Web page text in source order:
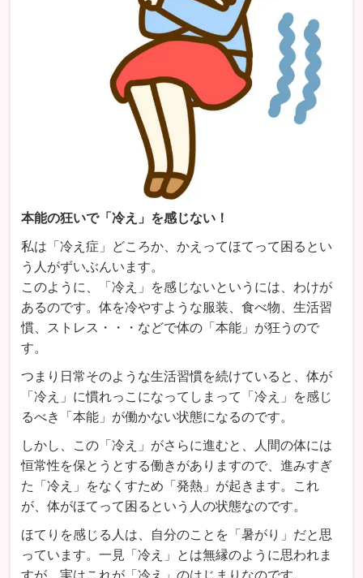
本能の狂いで「冷え」を感じない！
私は「冷え症」どころか、かえってほてって困るとい
う人がずいぶんいます。
このように、「冷え」を感じないというには、わけが
あるのです。体を冷やすような服装、食べ物、生活習
慣、ストレス・・・などで体の「本能」が狂うので
す。
つまり日常そのような生活習慣を続けていると、体が
「冷え」に慣れっこになってしまって「冷え」を感じ
るべき「本能」が働かない状態になるのです。
しかし、この「冷え」がさらに進むと、人間の体には
恒常性を保とうとする働きがありますので、進みすぎ
た「冷え」をなくすため「発熱」が起きます。これ
が、体がほてって困るという人の状態なのです。
ほてりを感じる人は、自分のことを「暑がり」だと思
っています。一見「冷え」とは無縁のように思われま
すが、実はこれが「冷え」のはじまりなのです。